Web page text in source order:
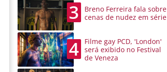
3
Breno Ferreira fala sobre
cenas de nudez em série
4
Filme gay PCD, 'London'
será exibido no Festival
de Veneza